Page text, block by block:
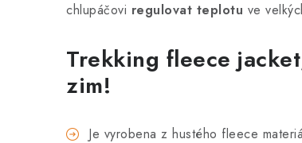
chlupáčovi regulovat teplotu ve
Trekking fleece
zim!
Je vyrobena z hustého fleece